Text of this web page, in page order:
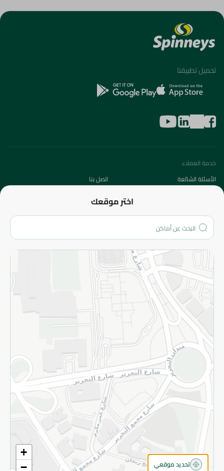
اختر موقعك
+
−
تحديد موقعي
تحميل تطبيقنا
خدمة العملاء
الأسئلة الشائعة
اتصل بنا
من نحن؟
الفروع
المزيد
الاسترجاع
سياسة الاستخدام
سياسة الخصوصية
قم بالتسجيل للنشرة
©2026 - Spinneys | جميع الحقوق محفوظة